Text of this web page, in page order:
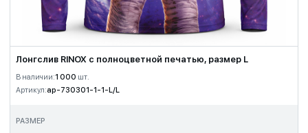
Лонгслив RINOX с полноцветной печатью, размер L
В наличии:1 000 шт.
Артикул:ap-730301-1-1-L/L
РАЗМЕР